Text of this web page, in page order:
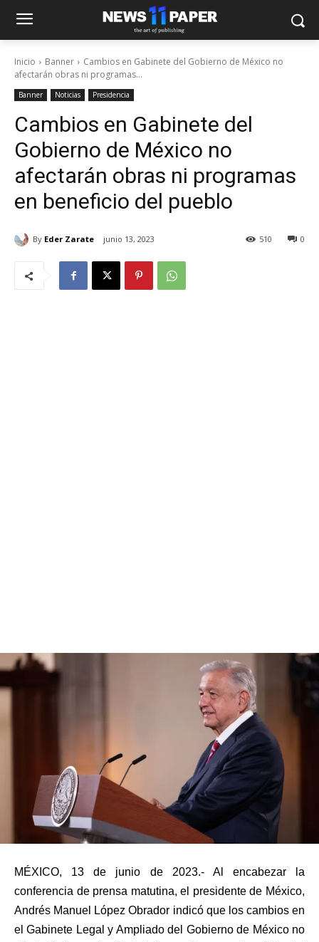
Inicio Banner
Cambios en Gabinete del Gobierno de México no
afectarán obras ni programas...
Banner Noticias Presidencia
Cambios en Gabinete del
Gobierno de México no
afectarán obras ni programas
en beneficio del pueblo
By Eder Zarate junio 13, 2023 0
510
MÉXICO, 13 de junio de 2023.- Al encabezar la
conferencia de prensa matutina, el presidente de México,
Andrés Manuel López Obrador indicó que los cambios en
el Gabinete Legal y Ampliado del Gobierno de México no